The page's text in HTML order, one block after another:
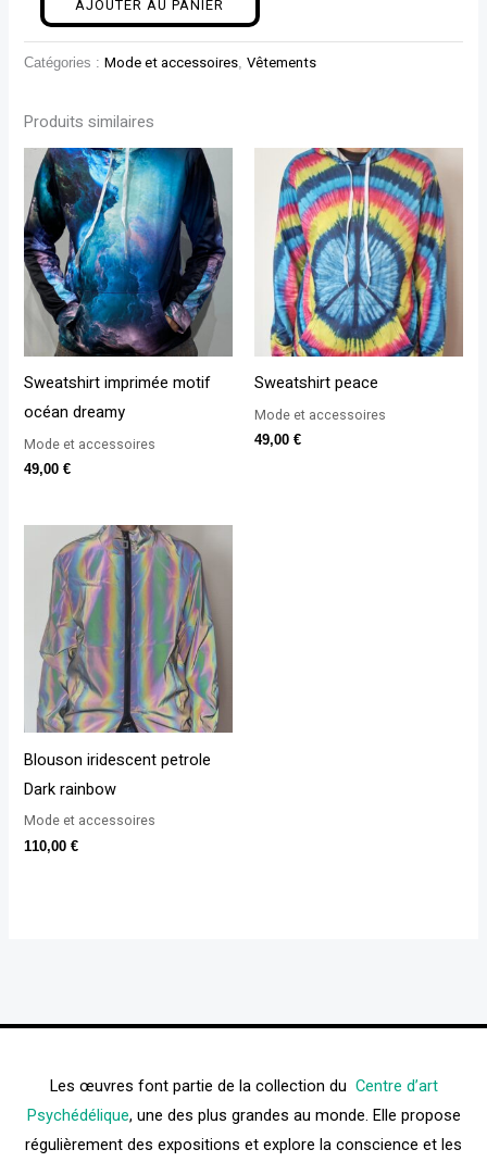
AJOUTER AU PANIER
Catégories :Mode et accessoires ,Vêtements
Produits similaires
Sweatshirt imprimée motif
océan dreamy
Mode et accessoires
49,00€
Sweatshirt peace
Mode et accessoires
49,00 €
Blouson iridescent petrole
Dark rainbow
Mode et accessoires
110,00€
Les œuvres font partie de la collection du Centre d’art
Psychédélique, une des plus grandes au monde. Elle propose
régulièrement des expositions et explore la conscience et les